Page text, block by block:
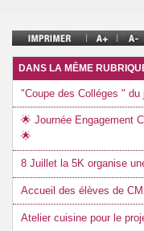
DANS LA MÊME
"Coupe des Colléges " du
🌟 Journée Engagement
🌟
8 Juillet la 5K organise
Accueil des élèves de
Atelier cuisine pour le